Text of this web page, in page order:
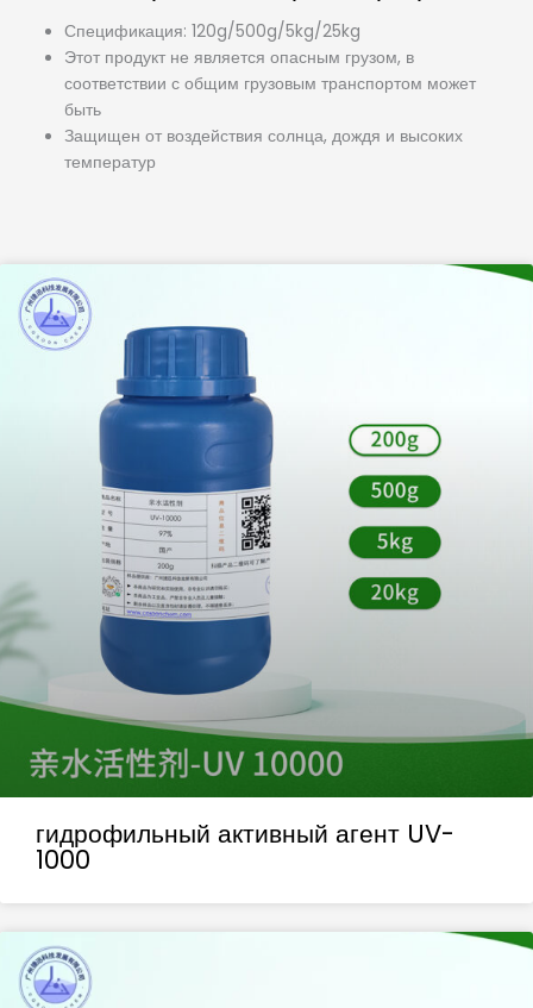
Спецификация: 120g/500g/5kg/25kg
Этот продукт не является опасным грузом, в
соответствии с общим грузовым транспортом может
быть
Защищен от воздействия солнца, дождя и высоких
температур
гидрофильный активный агент UV-
1000